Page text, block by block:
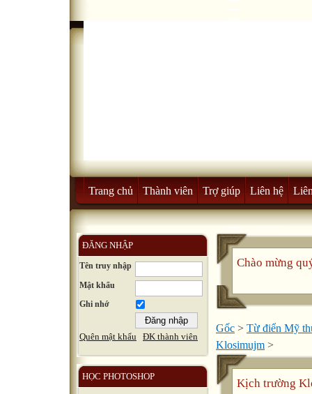
Trang chủ Thành viên Trợ giúp Liên hệ
ĐĂNG NHẬP
Tên truy nhập
Mật khẩu
Ghi nhớ
Quên mật khẩu ĐK thành viên
HỌC PHOTOSHOP
Chào mừng
Gốc > Từ điển Mỹ
Klosimujm >
Kịch trường